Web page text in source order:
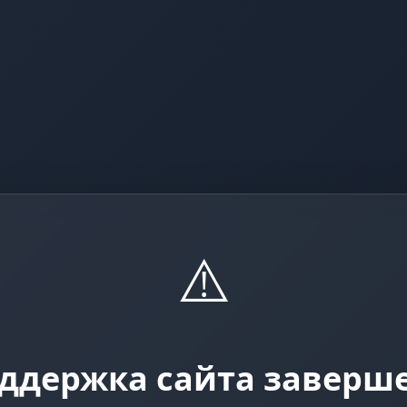
⚠️
сайта